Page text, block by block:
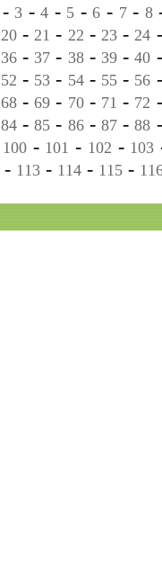
- 3 -4 - 5 -6 - 7- 8
20-21 - 22 - 23-24
36- 37 - 38- 39-40
52 - 53 - 54- 55- 56
68-69 - 70- 71 - 72
84-85 - 86- 87-88
100- 101 - 102 - 103
- 113 - 114 - 115 -